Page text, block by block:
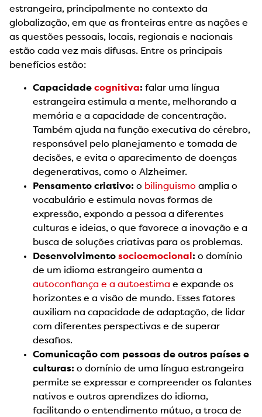
estrangeira, principalmente no contexto da
globalização, em que as fronteiras entre as nações e
as questões pessoais, locais, regionais e nacionais
estão cada vez mais difusas. Entre os principais
benefícios estão:
Capacidade cognitiva: falar uma língua
estrangeira estimula a mente, melhorando a
memória e a capacidade de concentração.
Também ajuda na função executiva do cérebro,
responsável pelo planejamento e tomada de
decisões, e evita o aparecimento de doenças
degenerativas, como o Alzheimer.
Pensamento criativo: o bilinguismo amplia o
vocabulário e estimula novas formas de
expressão, expondo a pessoa a diferentes
culturas e ideias, o que favorece a inovação e a
busca de soluções criativas para os problemas.
Desenvolvimento socioemocional : o domínio
de um idioma estrangeiro aumenta a
autoconfiança e a autoestima e expande os
horizontes e a visão de mundo. Esses fatores
auxiliam na capacidade de adaptação, de lidar
com diferentes perspectivas e de superar
desafios.
Comunicação com pessoas de outros países e
culturas: o domínio de uma língua estrangeira
permite se expressar e compreender os falantes
nativos e outros aprendizes do idioma,
facilitando o entendimento mútuo, a troca de